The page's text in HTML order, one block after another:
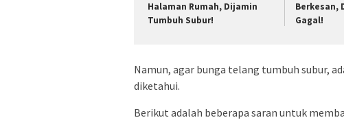
Halaman Rumah, Dijamin
Tumbuh Subur!
Berkesan,
Gagal!
Namun, agar bunga telang tumbuh subur,
diketahui.
Berikut adalah beberapa saran untuk